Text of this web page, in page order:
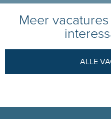
Meer
ALLE